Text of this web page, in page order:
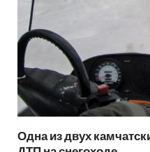
Одна из двух